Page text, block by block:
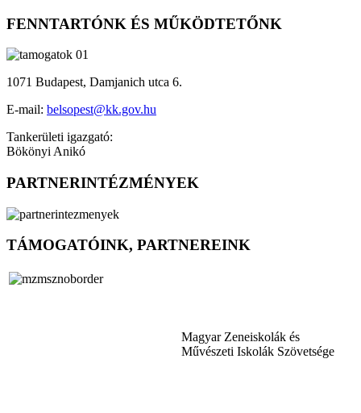
FENNTARTÓNK ÉS MŰKÖDTETŐNK
1071 Budapest, Damjanich utca 6.
E-mail: belsopest@kk.gov.hu
Tankerületi igazgató:
Bökönyi Anikó
PARTNERINTÉZMÉNYEK
TÁMOGATÓINK, PARTNEREINK
Magyar Zeneiskolák és
Művészeti Iskolák Szövetsége